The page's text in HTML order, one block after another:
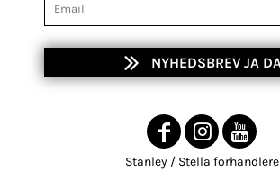
NYHEDSBREV JA
Stanley / Stella forhandlere